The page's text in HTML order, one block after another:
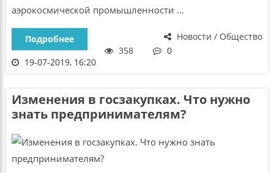
аэрокосмической промышленности ...
Новости / Общество
Подробнее
358
0
19-07-2019, 16:20
Изменения в госзакупках. Что нужно
знать предпринимателям?